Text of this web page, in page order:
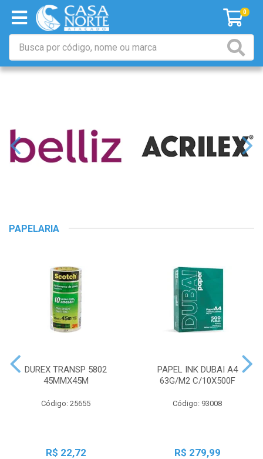
0
PAPELARIA
DUREX TRANSP 5802
45MMX45M
Código: 25655
R$ 22,72
PAPEL INK DUBAI A4
63G/M2 C/10X500F
Código: 93008
R$ 279,99